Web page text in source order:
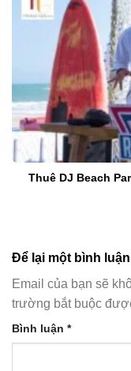
Thuê DJ Beach
Để lại một bình luận
Email của bạn sẽ
trường bắt buộc
Bình luận *